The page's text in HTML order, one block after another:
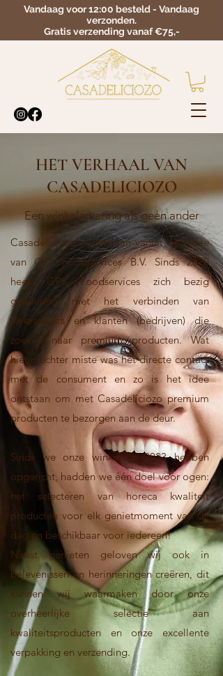
Vandaag voor 12:00 besteld - Vandaag
verzonden.
Gratis verzending vanaf €75,-
HET VERHAAL VAN
CASADELICIOZO
Een winkelervaring als geen ander
Casadeliciozo is ontstaan vanuit een idee
van GPS Foodservices B.V. Sinds 2020
heeft GPS Foodservices zich bezig
gehouden met het verbinden van
leveranciers en klanten (bedrijven) die
zoeken naar premium producten. Wat
hierin echter miste was het directe contact
met de consument en zo is het idee
ontstaan om met Casadeliciozo premium
producten te bezorgen aan de deur.
Sinds we onze winkel in 2023 hebben
opgericht, hadden we één doel voor ogen:
het selecteren van horeca kwaliteit
producten voor elk genietmoment van de
dag en beschikbaar voor iedereen!
Naast genieten geloven wij ook in
belevenissen en herinneringen creëren, dit
kunnen wij waarmaken door onze
overheerlijke selectie aan
kwaliteitsproducten en onze excellente
verpakking en verzending.